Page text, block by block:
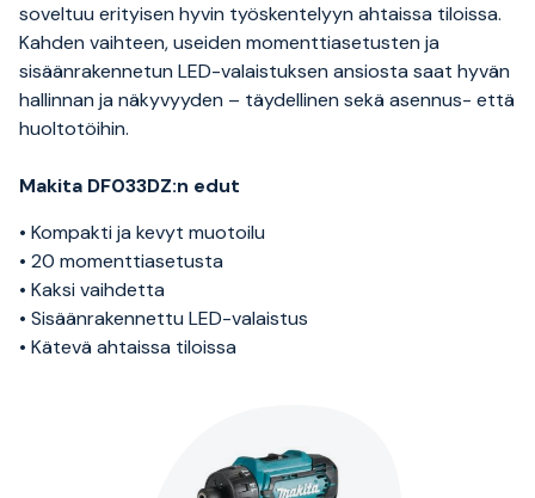
soveltuu erityisen hyvin työskentelyyn ahtaissa tiloissa.
Kahden vaihteen, useiden momenttiasetusten ja
sisäänrakennetun LED-valaistuksen ansiosta saat hyvän
hallinnan ja näkyvyyden – täydellinen sekä asennus- että
huoltotöihin.
Makita DF033DZ:n edut
• Kompakti ja kevyt muotoilu
• 20 momenttiasetusta
• Kaksi vaihdetta
• Sisäänrakennettu LED-valaistus
• Kätevä ahtaissa tiloissa